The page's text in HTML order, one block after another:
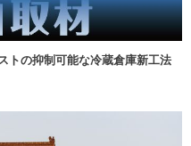
トの抑制可能な冷蔵倉庫新工法